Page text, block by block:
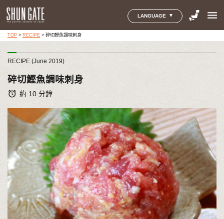
LANGUAGE menu
TOP> RECIPE> 碎切鰹魚調味刺身
RECIPE (June 2019)
碎切鰹魚調味刺身
alarm 約 10 分鐘